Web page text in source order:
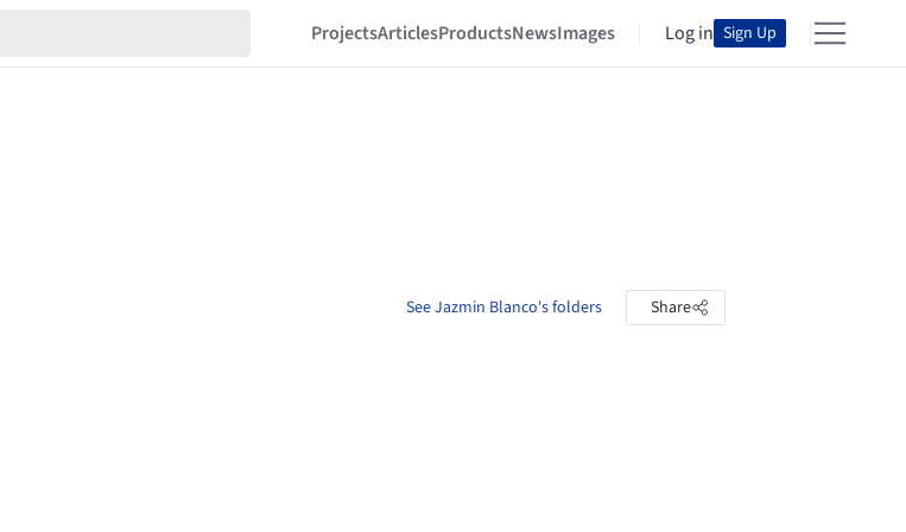
ProjectsArticlesProductsNewsImages Log in Sign Up
See Jazmin Blanco's folders Share